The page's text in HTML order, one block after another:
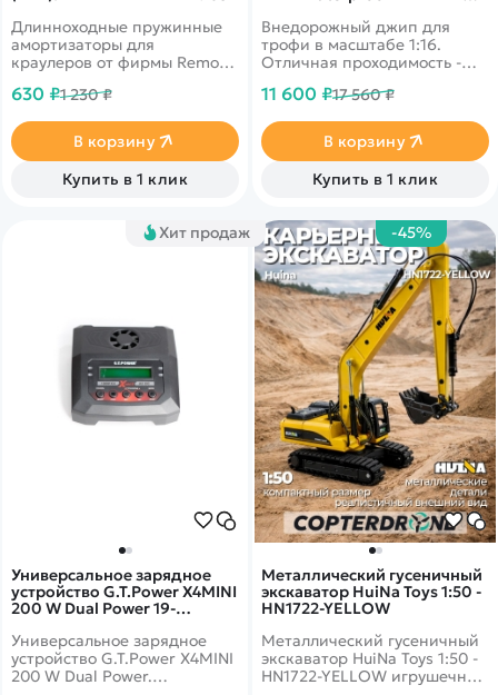
Длинноходные пружинные
амортизаторы для
краулеров от фирмы Remo
BATMAN
630 ₽1 230 ₽
В корзину
Купить в 1 клик
136161DF|R62111
Внедорожный джип для
трофи в масштабе 1:16.
Отличная проходимость -
сверхмягкие шины с
покрытием, светодиодные
фары, влагозащита. Яркий
стильный корпус желтого
11 600 ₽17 560 ₽
В корзину
Купить в 1 клик
Хит продаж
Универсальное зарядное
устройство G.T.Power X4MINI
200 W Dual Power 19-
X4MINI200
Универсальное зарядное
устройство G.T.Power X4MINI
200 W Dual Power.
-45%
Металлический гусеничный
экскаватор HuiNa Toys 1:50 -
HN1722-YELLOW
Металлический гусеничный
экскаватор HuiNa Toys 1:50 -
HN1722-YELLOW игрушечная